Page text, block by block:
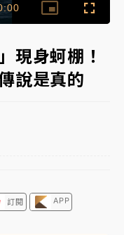
雨 今晚、明天影
移置車輛最高罰
Picture-
in-
現身蚵棚！
說是真的
訂閱 APP